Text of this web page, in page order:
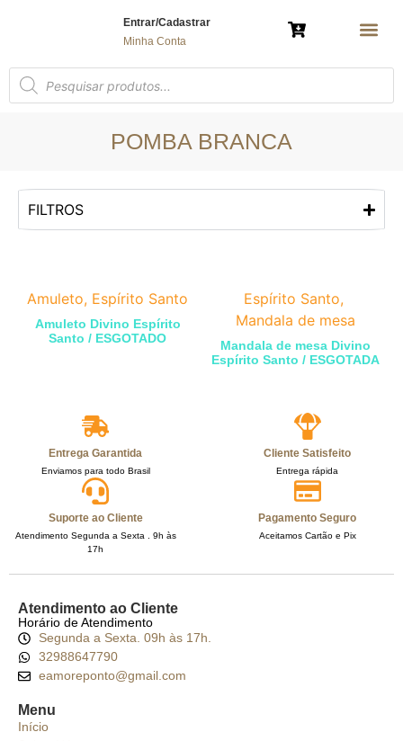
Entrar/Cadastrar
Minha Conta
POMBA BRANCA
FILTROS
Amuleto, Espírito Santo
Amuleto Divino Espírito
Santo / ESGOTADO
Espírito Santo,
Mandala de mesa
Mandala de mesa Divino
Espírito Santo / ESGOTADA
Entrega Garantida
Enviamos para todo Brasil
Cliente Satisfeito
Entrega rápida
Suporte ao Cliente
Atendimento Segunda a Sexta . 9h às
17h
Pagamento Seguro
Aceitamos Cartão e Pix
Atendimento ao Cliente
Horário de Atendimento
Segunda a Sexta. 09h às 17h.
32988647790
eamoreponto@gmail.com
Menu
Início